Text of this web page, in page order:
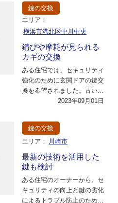
鍵の交換
エリア：
横浜市港北区中川中央
錆びや摩耗が見られる
カギの交換
ある住宅では、セキュリティ
強化のために玄関ドアの鍵交
換を希望されました。古い鍵
は使用年数が経ち、錆びや摩
2023年09月01日
鍵の交換
エリア：
川崎市
最新の技術を活用した
鍵も検討
ある住宅のオーナーから、セ
キュリティの向上と鍵の劣化
によるトラブル防止のため